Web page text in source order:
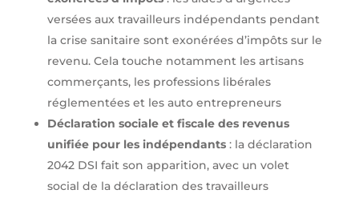
versées aux travailleurs indépendants pendant
la crise sanitaire sont exonérées d’impôts sur le
revenu. Cela touche notamment les artisans
commerçants, les professions libérales
réglementées et les auto entrepreneurs
Déclaration sociale et fiscale des revenus
unifiée pour les indépendants: la déclaration
2042 DSI fait son apparition, avec un volet
social de la déclaration des travailleurs